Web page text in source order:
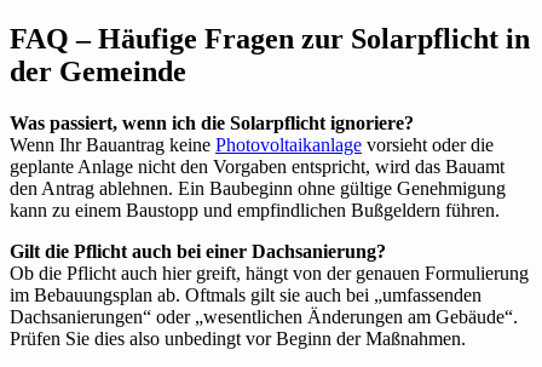
FAQ – Häufige Fragen zur Solarpflicht in
der Gemeinde
Was passiert, wenn ich die Solarpflicht ignoriere?
Wenn Ihr Bauantrag keine Photovoltaikanlage vorsieht oder die
geplante Anlage nicht den Vorgaben entspricht, wird das Bauamt
den Antrag ablehnen. Ein Baubeginn ohne gültige Genehmigung
kann zu einem Baustopp und empfindlichen Bußgeldern führen.
Gilt die Pflicht auch bei einer Dachsanierung?
Ob die Pflicht auch hier greift, hängt von der genauen Formulierung
im Bebauungsplan ab. Oftmals gilt sie auch bei „umfassenden
Dachsanierungen“ oder „wesentlichen Änderungen am Gebäude“.
Prüfen Sie dies also unbedingt vor Beginn der Maßnahmen.